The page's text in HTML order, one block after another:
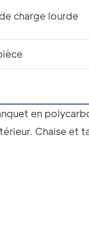
charge lourde